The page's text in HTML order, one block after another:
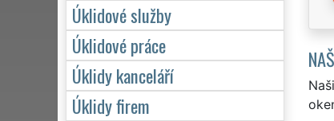
Úklidové služby
Úklidové práce
Úklidy kanceláří
Úklidy firem